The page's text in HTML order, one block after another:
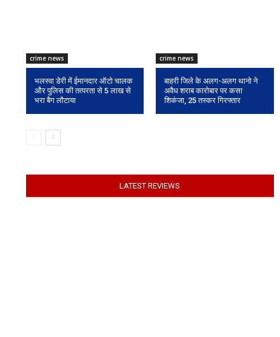
crime news
भलस्वा डेरी में ईमानदार ऑटो चालक
और पुलिस की तत्परता से 5 लाख से
भरा बैग लौटाया
crime news
बाहरी जिले के अलग-अलग थानो ने
अवैध शराब कारोबार पर कसा
शिकंजा, 25 तस्कर गिरफ्तार
LATEST REVIEWS